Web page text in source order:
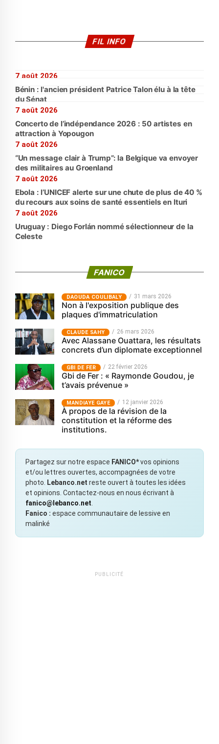
FIL INFO
7 août 2026
Bénin : l'ancien président Patrice Talon élu à la tête
du Sénat
7 août 2026
Concerto de l’indépendance 2026 : 50 artistes en
attraction à Yopougon
7 août 2026
“Un message clair à Trump”: la Belgique va envoyer
des militaires au Groenland
7 août 2026
Ebola : l’UNICEF alerte sur une chute de plus de 40 %
du recours aux soins de santé essentiels en Ituri
7 août 2026
Uruguay : Diego Forlán nommé sélectionneur de la
Celeste
FANICO
‎DAOUDA COULIBALY 31 mars 2026
Non à l'exposition publique des
plaques d'immatriculation
CLAUDE SAHY 26 mars 2026
Avec Alassane Ouattara, les résultats
concrets d’un diplomate exceptionnel
GBI DE FER 22 février 2026
Gbi de Fer : « Raymonde Goudou, je
t’avais prévenue »
MANDIAYE GAYE 12 janvier 2026
À propos de la révision de la
constitution et la réforme des
institutions.
Partagez sur notre espace FANICO*vos opinions
et/ou lettres ouvertes, accompagnées de votre
photo.
Lebanco.net reste ouvert à toutes les idées
et opinions. Contactez-nous en nous écrivant à
fanico@lebanco.net
Fanico : espace communautaire de lessive en
malinké
PUBLICITÉ